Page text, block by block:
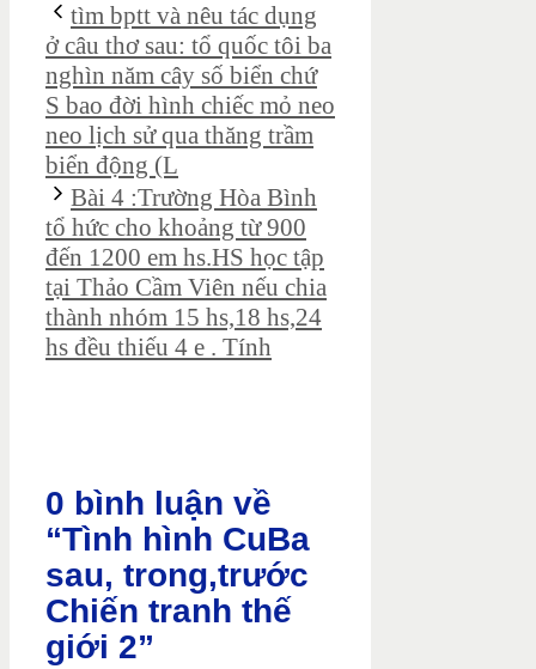
tìm bptt và nêu tác dụng
ở câu thơ sau: tổ quốc tôi ba
nghìn năm cây số biển chứ
S bao đời hình chiếc mỏ neo
neo lịch sử qua thăng trầm
biển động (L
Bài 4 :Trường Hòa Bình
tổ hức cho khoảng từ 900
đến 1200 em hs.HS học tập
tại Thảo Cầm Viên nếu chia
thành nhóm 15 hs,18 hs,24
hs đều thiếu 4 e . Tính
0 bình luận về
“Tình hình CuBa
sau, trong,trước
Chiến tranh thế
giới 2”